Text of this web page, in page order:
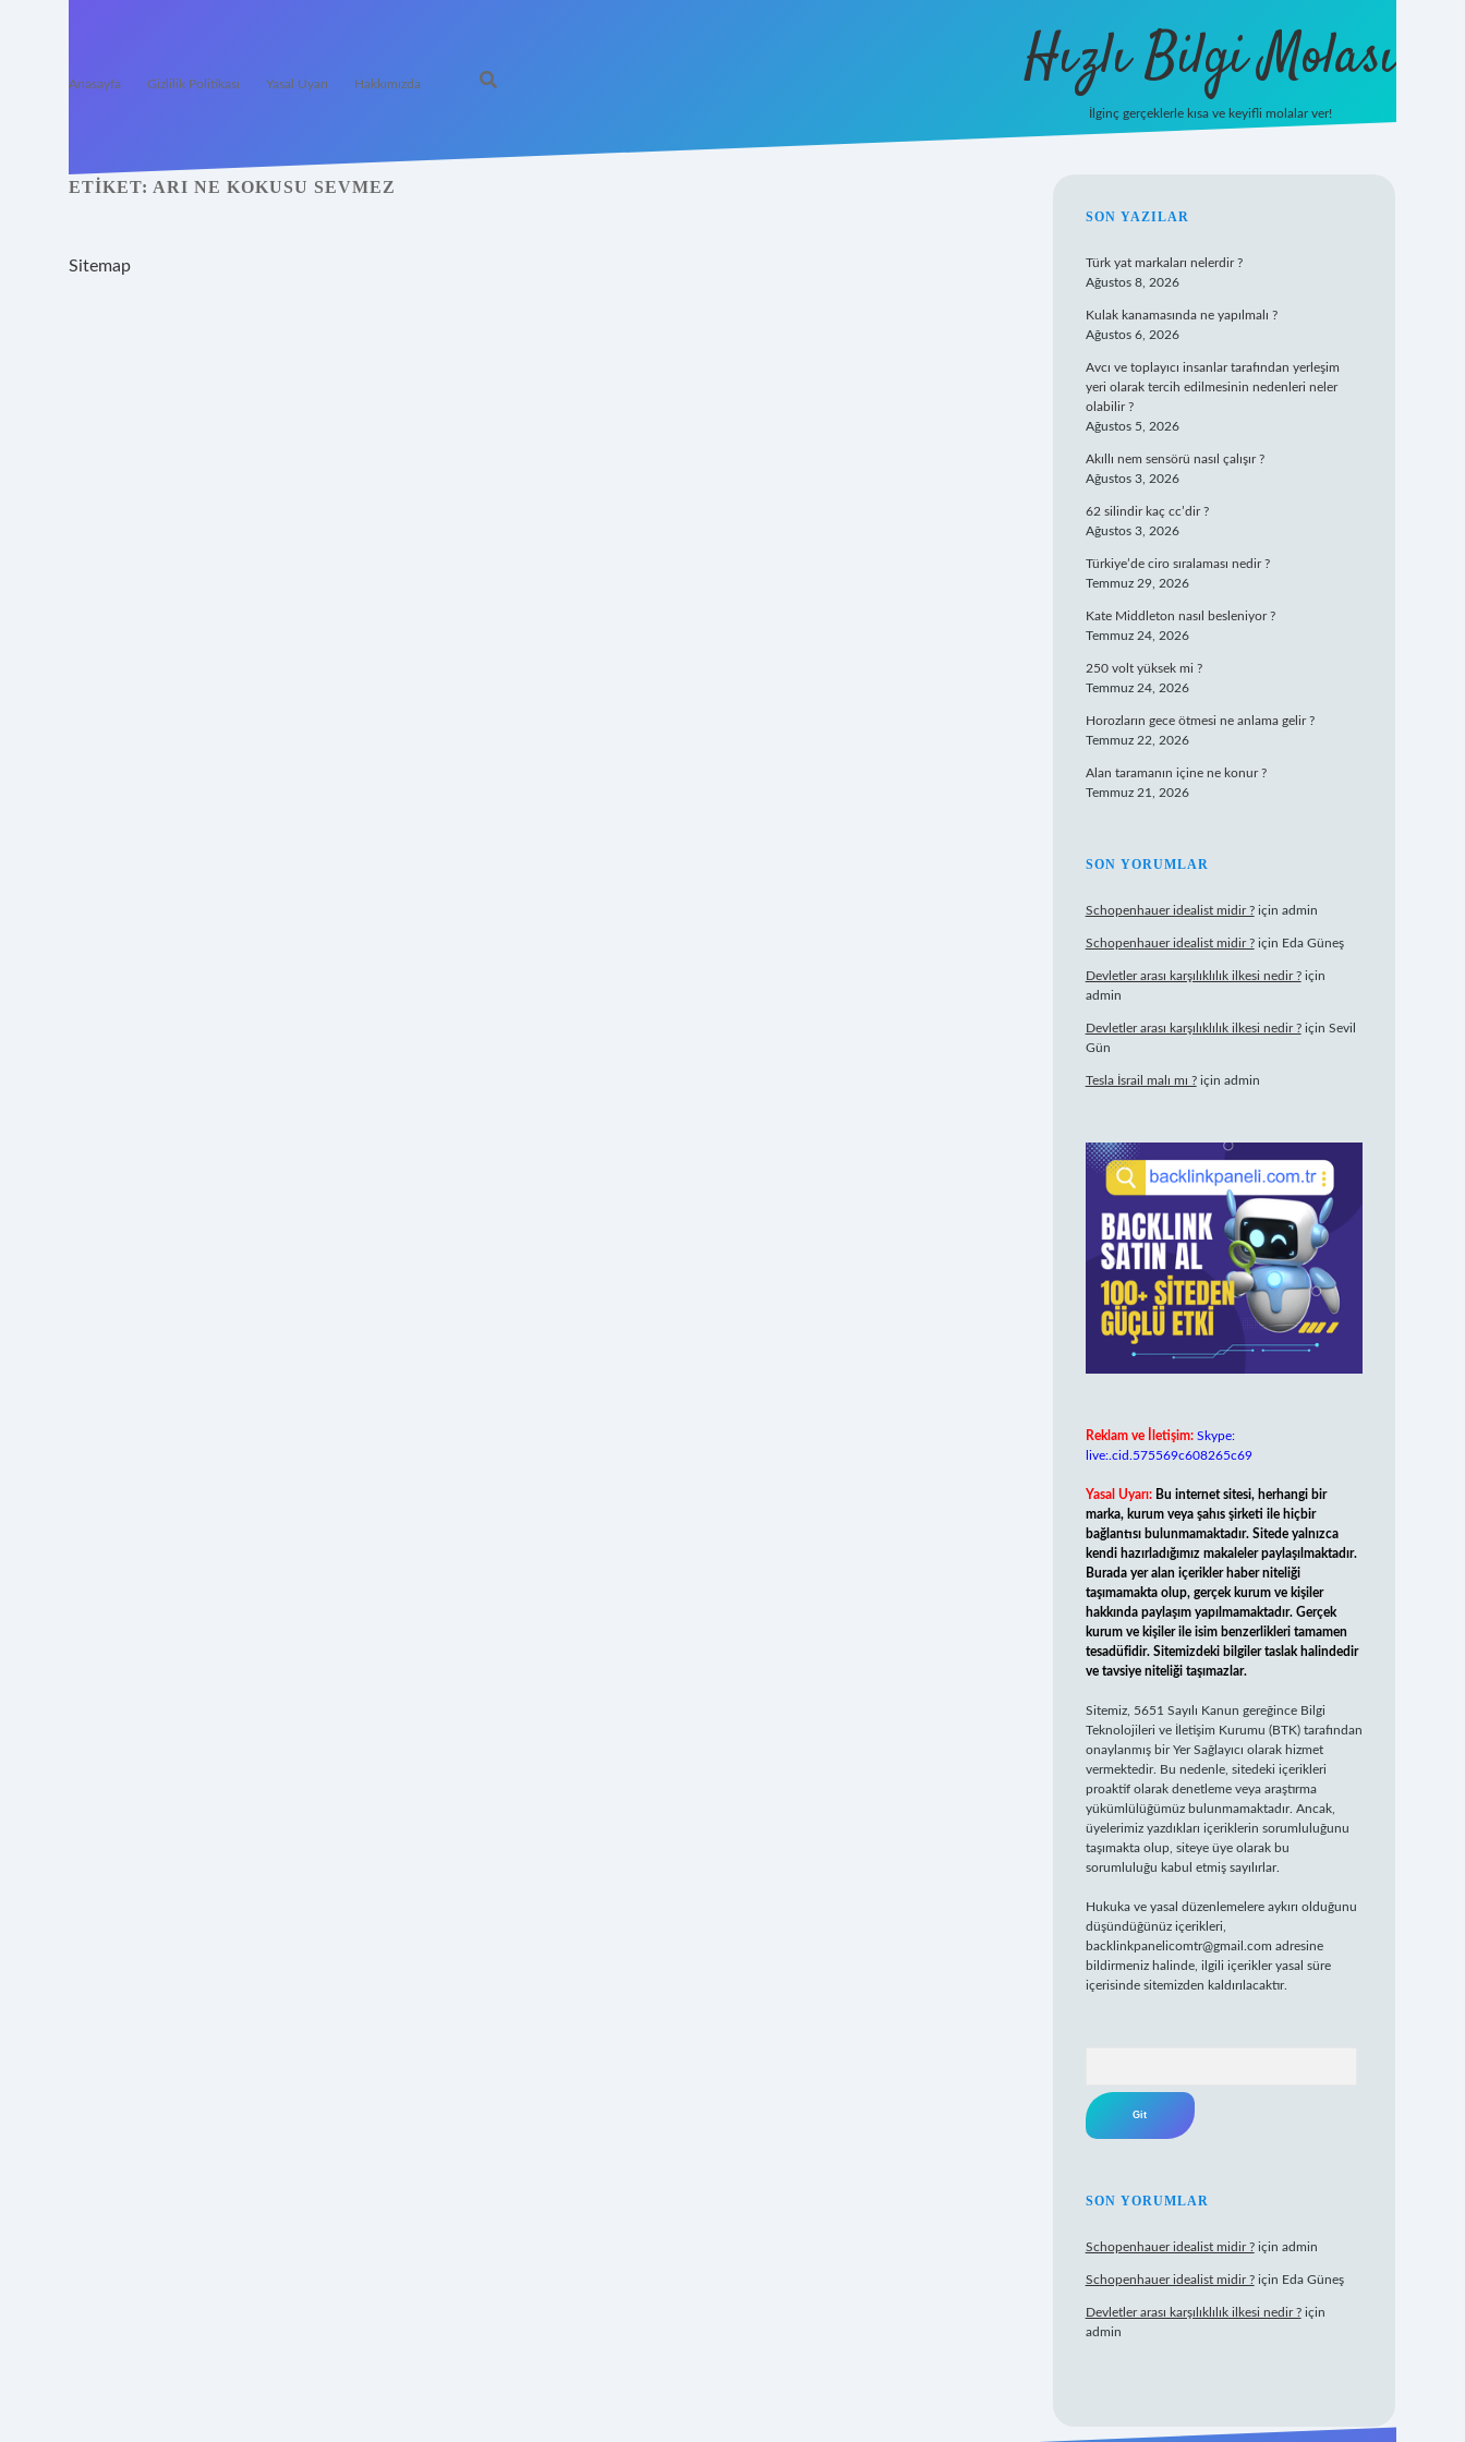
Anasayfa Gizlilik Politikası Yasal Uyarı Hakkımızda Hızlı Bilgi Molası
İlginç gerçeklerle kısa ve keyifli molalar ver!
ETIKET: ARI NE KOKUSU SEVMEZ
Sitemap
SIDEBAR
SON YAZILAR
Türk yat markaları nelerdir ?
Ağustos 8, 2026
Kulak kanamasında ne yapılmalı ?
Ağustos 6, 2026
Avcı ve toplayıcı insanlar tarafından yerleşim
yeri olarak tercih edilmesinin nedenleri neler
olabilir ?
Ağustos 5, 2026
Akıllı nem sensörü nasıl çalışır ?
Ağustos 3, 2026
62 silindir kaç cc’dir ?
Ağustos 3, 2026
Türkiye’de ciro sıralaması nedir ?
Temmuz 29, 2026
Kate Middleton nasıl besleniyor ?
Temmuz 24, 2026
250 volt yüksek mi ?
Temmuz 24, 2026
Horozların gece ötmesi ne anlama gelir ?
Temmuz 22, 2026
Alan taramanın içine ne konur ?
Temmuz 21, 2026
SON YORUMLAR
Schopenhauer idealist midir ?için admin
Schopenhauer idealist midir ?için Eda Güneş
Devletler arası karşılıklılık ilkesi nedir ?için
admin
Devletler arası karşılıklılık ilkesi nedir ?için Sevil
Gün
Tesla İsrail malı mı ?için admin
Reklam ve İletişim: Skype:
live:.cid.575569c608265c69
Yasal Uyarı: Bu internet sitesi, herhangi bir
marka, kurum veya şahıs şirketi ile hiçbir
bağlantısı bulunmamaktadır. Sitede yalnızca
kendi hazırladığımız makaleler paylaşılmaktadır.
Burada yer alan içerikler haber niteliği
taşımamakta olup, gerçek kurum ve kişiler
hakkında paylaşım yapılmamaktadır. Gerçek
kurum ve kişiler ile isim benzerlikleri tamamen
tesadüfidir. Sitemizdeki bilgiler taslak halindedir
ve tavsiye niteliği taşımazlar.
Sitemiz, 5651 Sayılı Kanun gereğince Bilgi
Teknolojileri ve İletişim Kurumu (BTK) tarafından
onaylanmış bir Yer Sağlayıcı olarak hizmet
vermektedir. Bu nedenle, sitedeki içerikleri
proaktif olarak denetleme veya araştırma
yükümlülüğümüz bulunmamaktadır. Ancak,
üyelerimiz yazdıkları içeriklerin sorumluluğunu
taşımakta olup, siteye üye olarak bu
sorumluluğu kabul etmiş sayılırlar.
Hukuka ve yasal düzenlemelere aykırı olduğunu
düşündüğünüz içerikleri,
backlinkpanelicomtr@gmail.com adresine
bildirmeniz halinde, ilgili içerikler yasal süre
içerisinde sitemizden kaldırılacaktır.
SON YORUMLAR
Schopenhauer idealist midir ?için admin
Schopenhauer idealist midir ?için Eda Güneş
Devletler arası karşılıklılık ilkesi nedir ?için
admin